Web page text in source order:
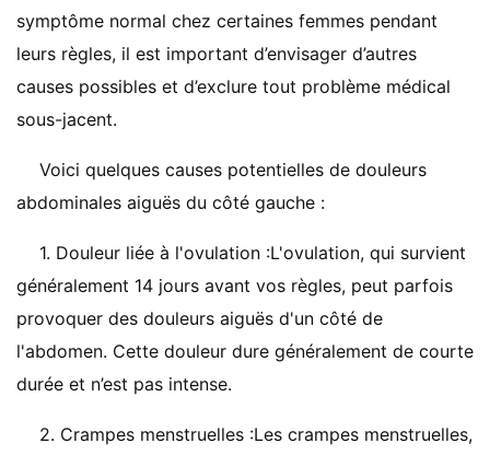
symptôme normal chez certaines femmes pendant
leurs règles, il est important d’envisager d’autres
causes possibles et d’exclure tout problème médical
sous-jacent.
Voici quelques causes potentielles de douleurs
abdominales aiguës du côté gauche :
1. Douleur liée à l'ovulation :L'ovulation, qui survient
généralement 14 jours avant vos règles, peut parfois
provoquer des douleurs aiguës d'un côté de
l'abdomen. Cette douleur dure généralement de courte
durée et n’est pas intense.
2. Crampes menstruelles :Les crampes menstruelles,